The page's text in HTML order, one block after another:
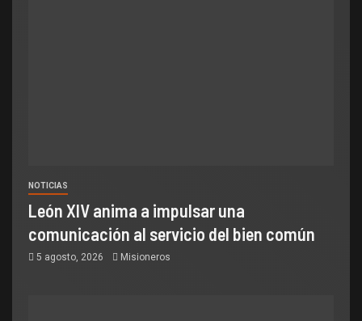
NOTICIAS
León XIV anima a impulsar una
comunicación al servicio del bien común
5 agosto, 2026 Misioneros